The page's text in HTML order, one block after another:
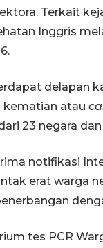
Terkait
Inggris
delapan
kematian atau
23 negara
notifikasi
erat warga
tes PCR